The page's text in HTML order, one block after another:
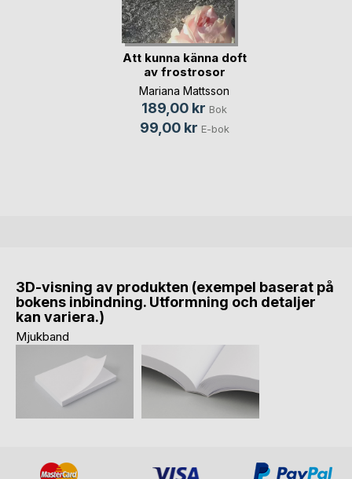
Att kunna känna doft
av frostrosor
Mariana Mattsson
189,00 kr Bok
99,00 kr E-bok
3D-visning av produkten (exempel baserat på
bokens inbindning. Utformning och detaljer
kan variera.)
Mjukband